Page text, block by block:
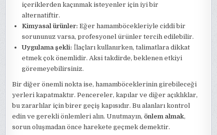
içeriklerden kaçınmak isteyenler için iyi bir
alternatiftir.
Kimyasal ürünler: Eğer hamamböcekleriyle ciddi bir
sorununuz varsa, profesyonel ürünler tercih edilebilir.
Uygulama şekli: İlaçları kullanırken, talimatlara dikkat
etmek çok önemlidir. Aksi takdirde, beklenen etkiyi
göremeyebilirsiniz.
Bir diğer önemli nokta ise, hamamböceklerinin girebileceği
yerleri kapatmaktır. Pencereler, kapılar ve diğer açıklıklar,
bu zararlılar için birer geçiş kapısıdır. Bu alanları kontrol
edin ve gerekli önlemleri alın. Unutmayın, önlem almak,
sorun oluşmadan önce harekete geçmek demektir.